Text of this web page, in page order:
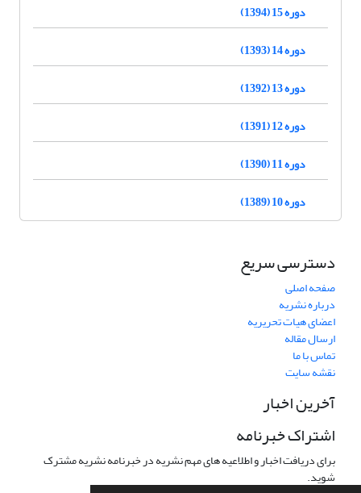
دوره 15 (1394)
دوره 14 (1393)
دوره 13 (1392)
دوره 12 (1391)
دوره 11 (1390)
دوره 10 (1389)
دسترسی سریع
صفحه اصلی
درباره نشریه
اعضای هیات تحریریه
ارسال مقاله
تماس با ما
نقشه سایت
آخرین اخبار
اشتراک خبرنامه
برای دریافت اخبار و اطلاعیه های مهم نشریه در خبرنامه نشریه مشترک
شوید.